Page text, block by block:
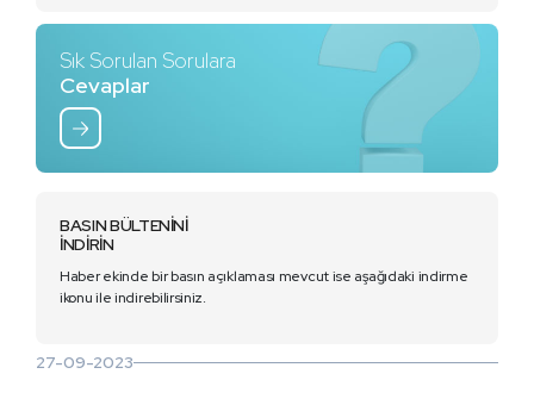
Sık Sorulan Sorulara
Cevaplar
BASIN BÜLTENİNİ
İNDİRİN
Haber ekinde bir basın açıklaması mevcut ise aşağıdaki indirme
ikonu ile indirebilirsiniz.
27-09-2023